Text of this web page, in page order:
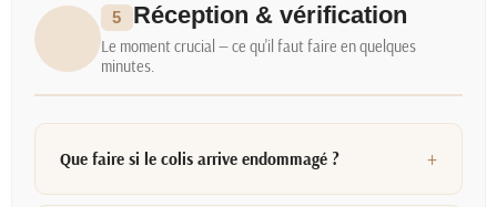
5 Réception & vérification
Le moment crucial — ce qu'il faut faire en quelques
minutes.
Que faire si le colis arrive endommagé ?